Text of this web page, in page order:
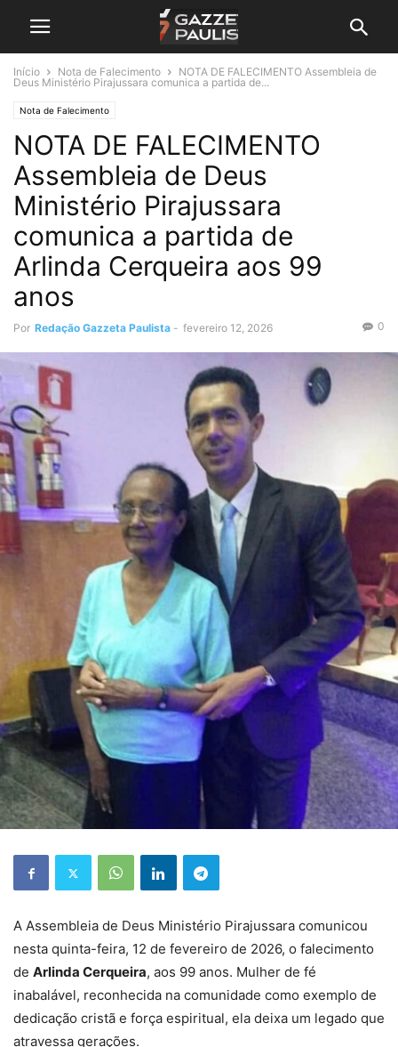
Início Nota de Falecimento
NOTA DE FALECIMENTO Assembleia de
Deus Ministério Pirajussara comunica a partida de...
Nota de Falecimento
NOTA DE FALECIMENTO
Assembleia de Deus
Ministério Pirajussara
comunica a partida de
Arlinda Cerqueira aos 99
anos
Por Redação Gazzeta Paulista - fevereiro 12, 2026 0
A Assembleia de Deus Ministério Pirajussara comunicou
nesta quinta-feira, 12 de fevereiro de 2026, o falecimento
de Arlinda Cerqueira, aos 99 anos. Mulher de fé
inabalável, reconhecida na comunidade como exemplo de
dedicação cristã e força espiritual, ela deixa um legado que
atravessa gerações.